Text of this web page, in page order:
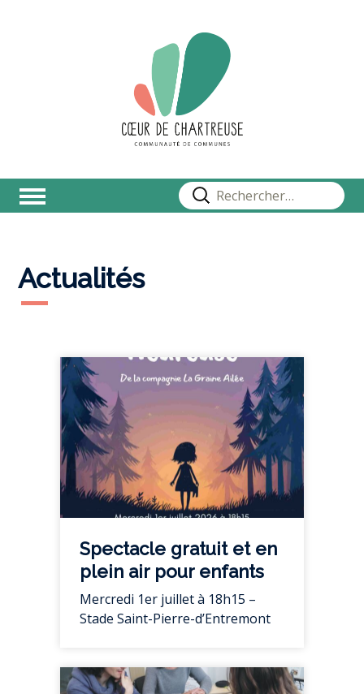
Rechercher :
Actualités
Spectacle gratuit et en
plein air pour enfants
Mercredi 1er juillet à 18h15 –
Stade Saint-Pierre-d’Entremont